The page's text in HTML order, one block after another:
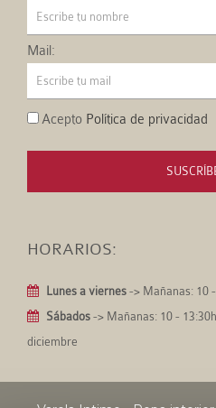
Mail:
Acepto Política de privacidad
HORARIOS:
Lunes a viernes -> Mañanas: 10
Sábados -> Mañanas: 10 -
diciembre